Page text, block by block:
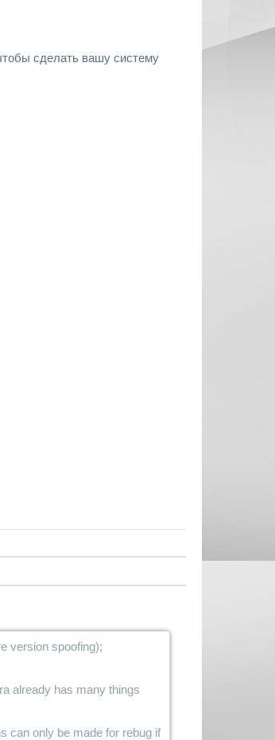
сделать вашу систему
version spoofing);
already has many things
can only be made for rebug if